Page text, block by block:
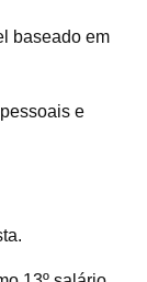
baseado em
e